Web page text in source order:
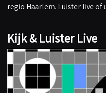
regio Haarlem. Luister live of
Kijk & Luister Live